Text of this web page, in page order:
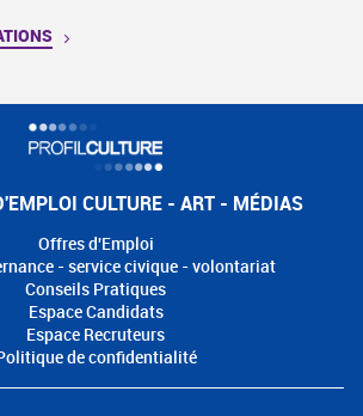
CULTURE - ART - MÉDIAS
Offres d'Emploi
- service civique - volontariat
Conseils Pratiques
Espace Candidats
Espace Recruteurs
de confidentialité